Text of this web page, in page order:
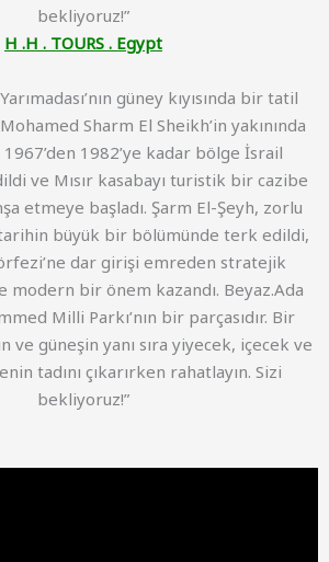
bekliyoruz!”
H .H . TOURS . Egypt
güney kıyısında bir tatil
Sharm El Sheikh’in yakınında
1982’ye kadar bölge İsrail
ve Mısır kasabayı turistik bir cazibe
etmeye başladı. Şarm El-Şeyh, zorlu
büyük bir bölümünde terk edildi,
dar girişi emreden stratejik
modern bir önem kazandı. Beyaz.Ada
Milli Parkı’nın bir parçasıdır. Bir
ve güneşin yanı sıra yiyecek, içecek ve
tadını çıkarırken rahatlayın. Sizi
bekliyoruz!”